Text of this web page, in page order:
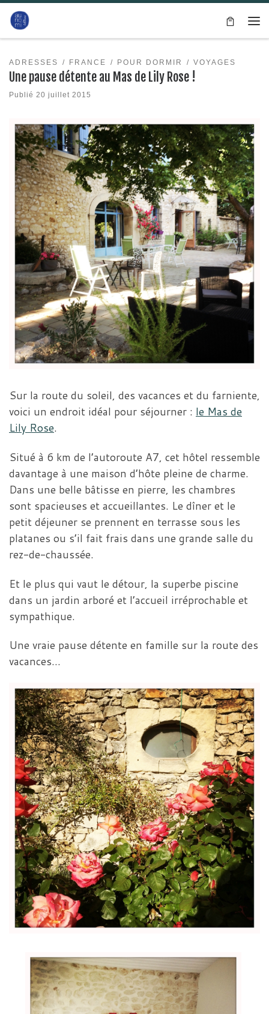
Passer au contenu
ADRESSES FRANCE POUR DORMIR VOYAGES
Une pause détente au Mas de Lily Rose !
Publié 20 juillet 2015
Sur la route du soleil, des vacances et du farniente,
voici un endroit idéal pour séjourner : le Mas de
Lily Rose.
Situé à 6 km de l’autoroute A7, cet hôtel ressemble
davantage à une maison d’hôte pleine de charme.
Dans une belle bâtisse en pierre, les chambres
sont spacieuses et accueillantes. Le dîner et le
petit déjeuner se prennent en terrasse sous les
platanes ou s’il fait frais dans une grande salle du
rez-de-chaussée.
Et le plus qui vaut le détour, la superbe piscine
dans un jardin arboré et l’accueil irréprochable et
sympathique.
Une vraie pause détente en famille sur la route des
vacances…